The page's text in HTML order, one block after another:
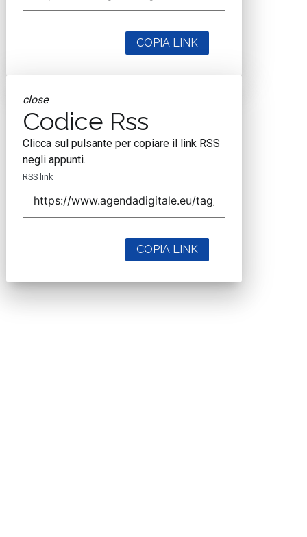
COPIA LINK
close
Codice Rss
Clicca sul pulsante per copiare il link RSS
negli appunti.
RSS link
COPIA LINK